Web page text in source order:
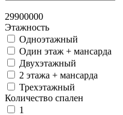
29900000
Этажность
Одноэтажный
Один этаж + мансарда
Двухэтажный
2 этажа + мансарда
Трехэтажный
Количество спален
1